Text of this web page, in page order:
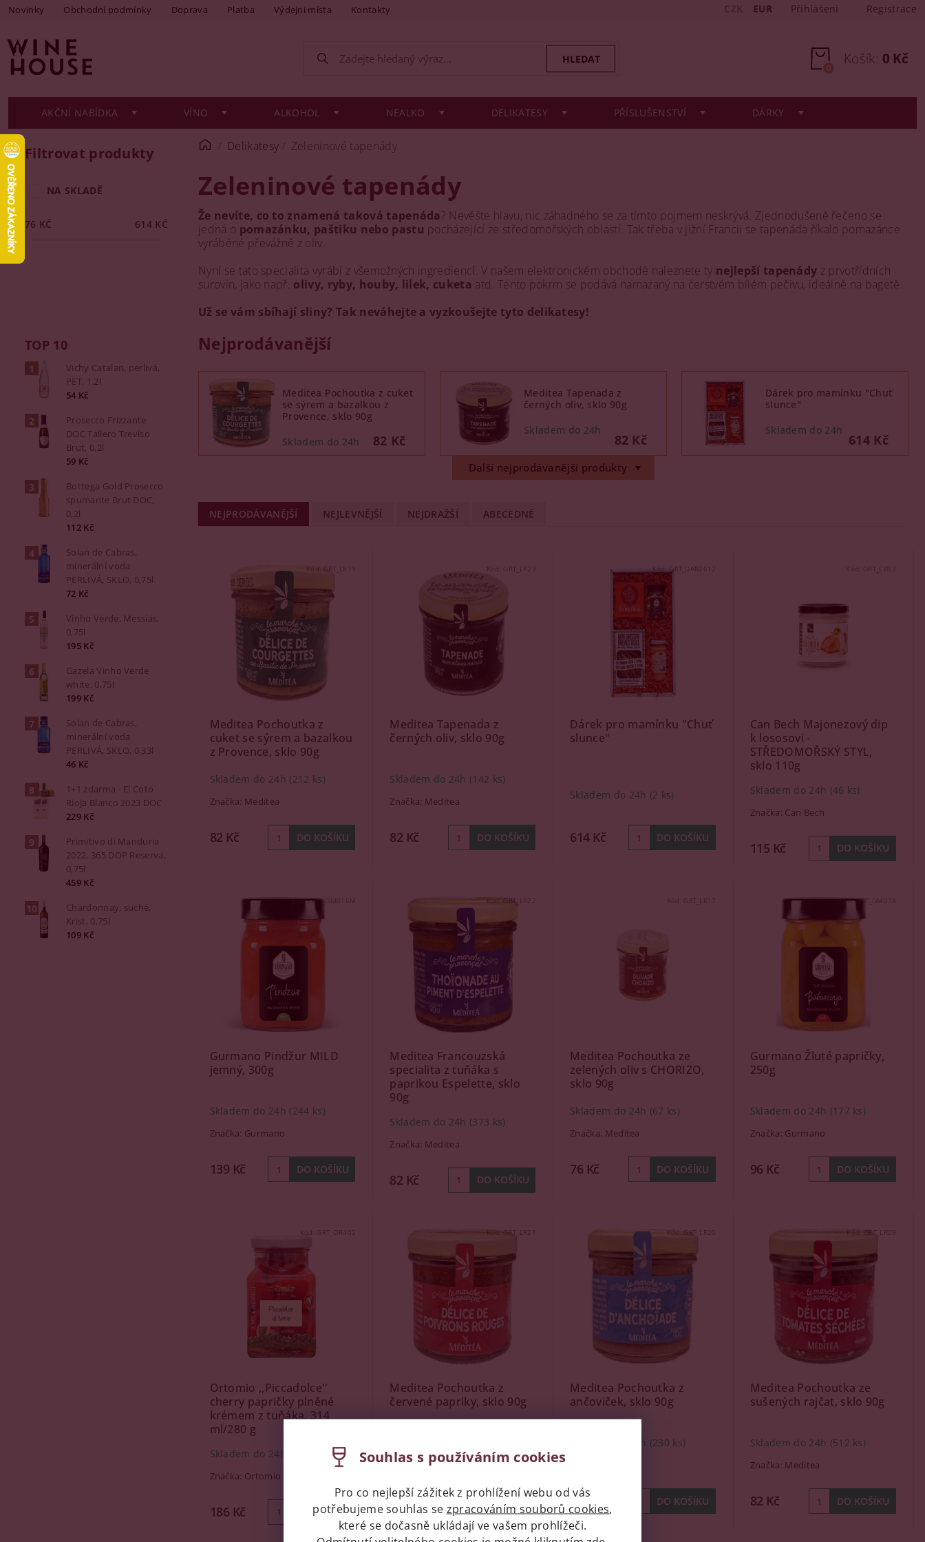
Novinky Obchodní podmínky Doprava Platba Výdejní místa Kontakty EUR Přihlášení Registrace
Košík: 0 Kč
0
AKČNÍ NABÍDKA VÍNO ALKOHOL NEALKO DELIKATESY PŘÍSLUŠENSTVÍ DÁRKY
Filtrovat produkty
NA SKLADĚ
76 KČ 614 KČ
TOP 10
Vichy Catalan, perlivá,
PET, 1,2l
54 Kč
Prosecco Frizzante
DOC Tallero Treviso
Brut, 0,2l
59 Kč
Bottega Gold Prosecco
spumante Brut DOC,
0,2l
112 Kč
Solan de Cabras,
minerální voda
PERLIVÁ, SKLO, 0,75l
72 Kč
Vinho Verde, Messias,
0,75l
195 Kč
Gazela Vinho Verde
white, 0,75l
199 Kč
Solan de Cabras,
minerální voda
PERLIVÁ, SKLO, 0,33l
46 Kč
1+1 zdarma - El Coto
Rioja Blanco 2023 DOC
229 Kč
Primitivo di Manduria
2022, 365 DOP Reserva,
0,75l
459 Kč
Chardonnay, suché,
Krist, 0,75l
109 Kč
Delikatesy Zeleninové tapenády
Zeleninové tapenády
Že nevíte, co to znamená taková tapenáda? Nevěšte hlavu, nic záhadného se za tímto pojmem neskrývá. Zjednodušeně řečeno se
jedná o pomazánku, paštiku nebo pastu pocházející ze středomořských oblastí. Tak třeba v jižní Francii se tapenáda říkalo pomazánce
vyráběné převážně z oliv.
Nyní se tato specialita vyrábí z všemožných ingrediencí. V našem elektronickém obchodě naleznete ty nejlepší tapenády z prvotřídních
surovin, jako např. olivy, ryby, houby, lilek, cuketa atd. Tento pokrm se podává namazaný na čerstvém bílém pečivu, ideálně na bagetě.
Už se vám sbíhají sliny? Tak neváhejte a vyzkoušejte tyto delikatesy!
Nejprodávanější
Meditea Pochoutka z cuket
se sýrem a bazalkou z
Provence, sklo 90g
82 Kč
Meditea Tapenada z
černých oliv, sklo 90g
82 Kč
Dárek pro mamínku "Chuť
slunce"
614 Kč
Další nejprodávanější produkty
NEJPRODÁVANĚJŠÍ NEJLEVNĚJŠÍ NEJDRAŽŠÍ ABECEDNĚ
Kód: GRT_LR19
Meditea Pochoutka z
cuket se sýrem a bazalkou
z Provence, sklo 90g
Skladem do 24h (212 ks)
Značka: Meditea
82 Kč
Kód: GRT_LR23
Meditea Tapenada z
černých oliv, sklo 90g
Skladem do 24h (142 ks)
Značka: Meditea
82 Kč
Kód: GRT_DAR2612
Dárek pro mamínku "Chuť
slunce"
Skladem do 24h (2 ks)
614 Kč
Kód: GRT_CB53
Can Bech Majonezový dip
k lososovi -
STŘEDOMOŘSKÝ STYL,
sklo 110g
Skladem do 24h (46 ks)
Značka: Can Bech
115 Kč
Kód:GRT_GM016M
Gurmano Pindžur MILD
jemný, 300g
Skladem do 24h (244 ks)
Značka: Gurmano
139 Kč
Kód:GRT_LR22
Meditea Francouzská
specialita z tuňáka s
paprikou Espelette, sklo
90g
Skladem do 24h (373 ks)
Značka: Meditea
82 Kč
Kód: GRT_LR17
Meditea Pochoutka ze
zelených oliv s CHORIZO,
sklo 90g
Skladem do 24h (67 ks)
Značka: Meditea
76 Kč
Kód:GRT_GM018
Gurmano Žluté papričky,
250g
Skladem do 24h (177 ks)
Značka: Gurmano
96 Kč
Kód: GRT_OR402
Ortomio ,,Piccadolce''
cherry papričky plněné
krémem z tuňáka, 314
ml/280 g
Skladem do 24h
Značka: Ortomio
186 Kč
Kód:GRT_LR21
Meditea Pochoutka z
červené papriky, sklo 90g
Značka: Meditea
82 Kč
Kód:GRT_LR20
Meditea Pochoutka z
ančoviček, sklo 90g
Skladem do 24h (230 ks)
82 Kč
Kód: GRT_LR09
Meditea Pochoutka ze
sušených rajčat, sklo 90g
Skladem do 24h (512 ks)
Značka: Meditea
82 Kč
Souhlas s používáním cookies
Pro co nejlepší zážitek z prohlížení webu od vás
potřebujeme souhlas se zpracováním souborů cookies,
které se dočasně ukládají ve vašem prohlížeči.